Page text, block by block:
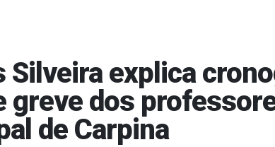
Silveira explica
greve dos
de Carpina